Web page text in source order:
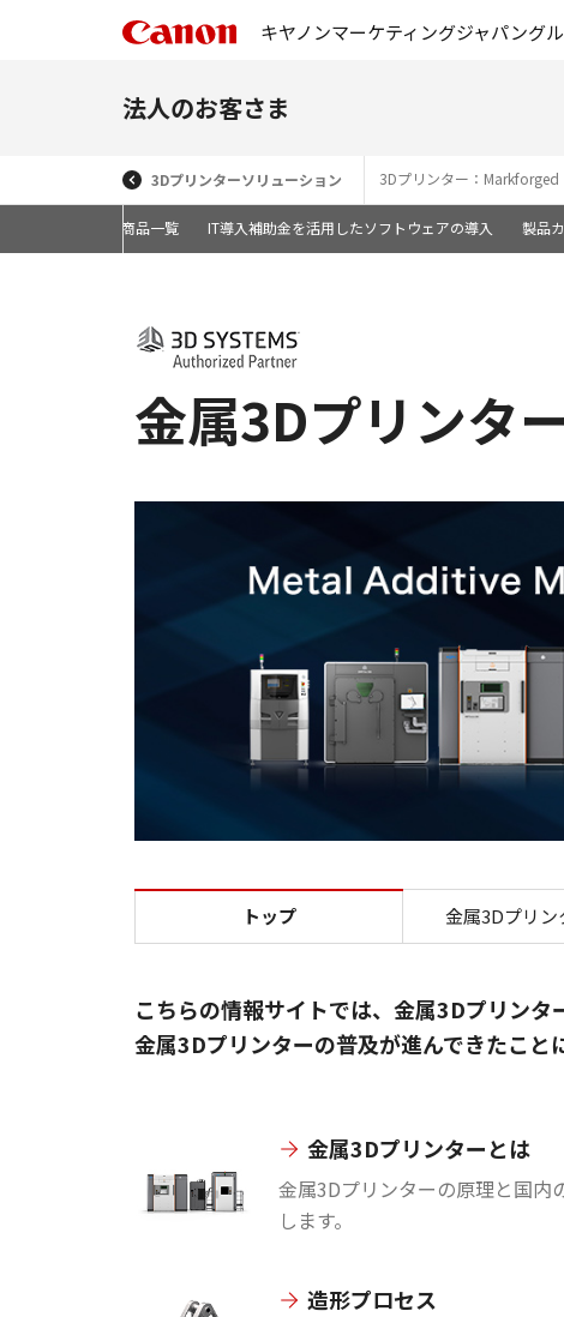
キヤノンマーケティングジャパング
法人のお客さま
3Dプリンターソリューション 3Dプリンター：Markforged
商品一覧 IT導入補助金を活用したソフトウェアの導入 製品
金属3Dプリンタ
トップ 金属3Dプリン
こちらの情報サイトでは、金属3Dプリンタ
金属3Dプリンターの普及が進んできたこと
金属3Dプリンターとは
金属3Dプリンターの原理と国内
します。
造形プロセス